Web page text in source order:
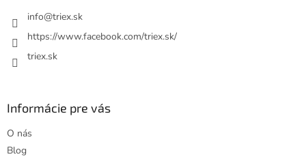
info@triex.sk
https://www.facebook.com/triex.sk/
triex.sk
Informácie pre vás
O nás
Blog